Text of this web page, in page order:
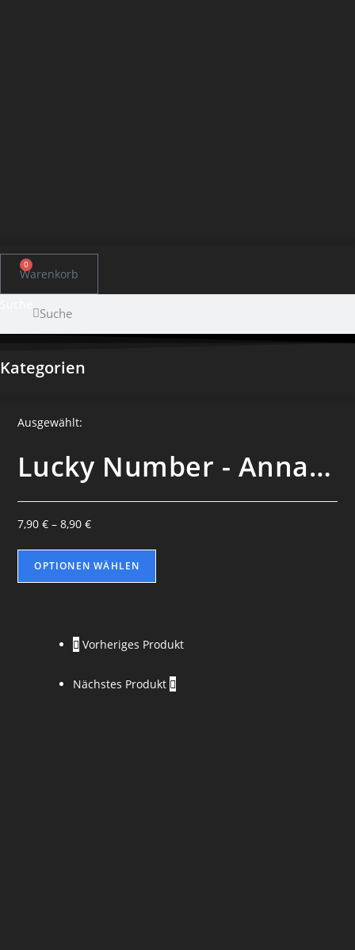
0
Warenkorb
Suche
Kategorien
Ausgewählt:
Lucky Number - Anna…
7,90€ –8,90€
OPTIONEN WÄHLEN
Vorheriges Produkt
Nächstes Produkt